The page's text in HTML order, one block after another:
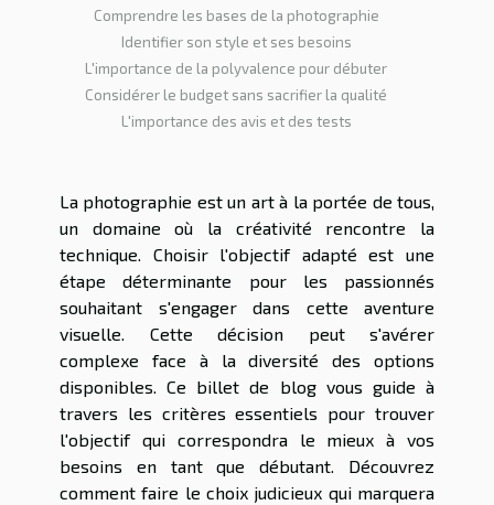
Comprendre les bases de la photographie
Identifier son style et ses besoins
L'importance de la polyvalence pour débuter
Considérer le budget sans sacrifier la qualité
L'importance des avis et des tests
La photographie est un art à la portée de tous,
un domaine où la créativité rencontre la
technique. Choisir l'objectif adapté est une
étape déterminante pour les passionnés
souhaitant s'engager dans cette aventure
visuelle. Cette décision peut s'avérer
complexe face à la diversité des options
disponibles. Ce billet de blog vous guide à
travers les critères essentiels pour trouver
l'objectif qui correspondra le mieux à vos
besoins en tant que débutant. Découvrez
comment faire le choix judicieux qui marquera